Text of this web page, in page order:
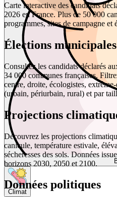
Climat
Carte interactive des candidats
2026 en France. Plus de 50 000
programmes, sites de campagne et
Élections
Consultez les candidats déclarés
34 000 communes françaises.
centre, droite, écologistes,
(urbain, périurbain, rural) et par
Projections
Découvrez les projections
canicule, température estivale,
sécheresses des sols. Données
horizons 2030, 2050 et 2100.
Données politiques